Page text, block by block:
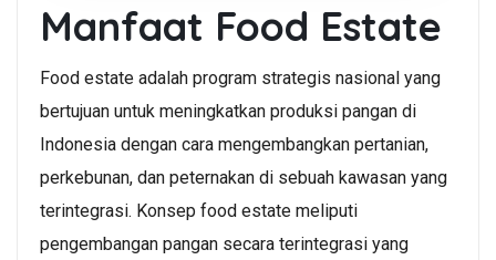
Manfaat Food Estate
Food estate adalah program strategis nasional yang
bertujuan untuk meningkatkan produksi pangan di
Indonesia dengan cara mengembangkan pertanian,
perkebunan, dan peternakan di sebuah kawasan yang
terintegrasi. Konsep food estate meliputi
pengembangan pangan secara terintegrasi yang